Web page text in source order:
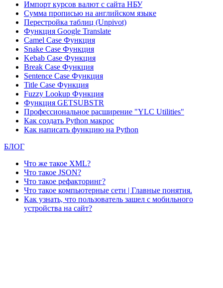
Импорт курсов валют с сайта НБУ
Сумма прописью на английском языке
Перестройка таблиц (Unpivot)
Функция Google Translate
Camel Case Функция
Snake Case Функция
Kebab Case Функция
Break Case Функция
Sentence Case Функция
Title Case Функция
Fuzzy Lookup Функция
Функция GETSUBSTR
Профессиональное расширение "YLC Utilities"
Как создать Python макрос
Как написать функцию на Python
БЛОГ
Что же такое XML?
Что такое JSON?
Что такое рефакторинг?
Что такое компьютерные сети | Главные понятия.
Как узнать, что пользователь зашел с мобильного
устройства на сайт?